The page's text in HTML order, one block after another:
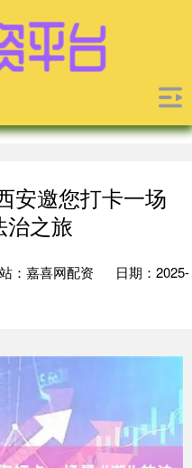
安邀您打卡一场
治之旅
：嘉喜网配资
日期：2025-